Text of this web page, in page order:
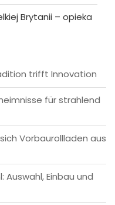
Brytanii – opieka
trifft Innovation
für strahlend
Vorbaurollladen aus
Auswahl, Einbau und